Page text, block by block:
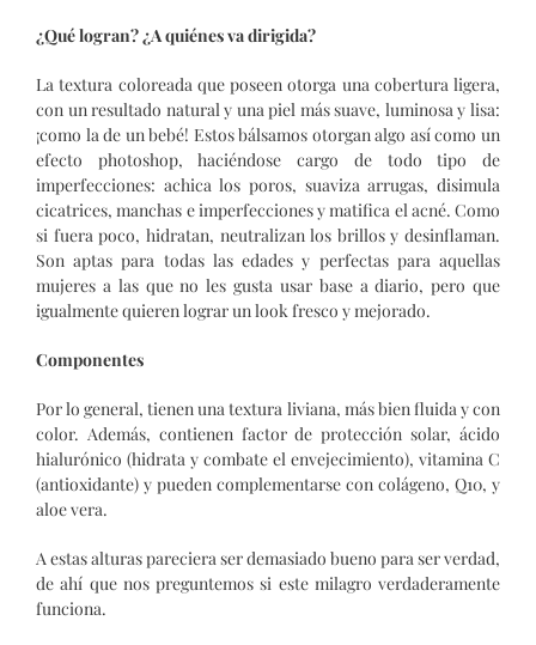
¿Qué logran? ¿A quiénes va dirigida?
La textura coloreada que poseen otorga una cobertura ligera,
con un resultado natural y una piel más suave, luminosa y lisa:
¡como la de un bebé! Estos bálsamos otorgan algo así como un
efecto photoshop, haciéndose cargo de todo tipo de
imperfecciones: achica los poros, suaviza arrugas, disimula
cicatrices, manchas e imperfecciones y matifica el acné. Como
si fuera poco, hidratan, neutralizan los brillos y desinflaman.
Son aptas para todas las edades y perfectas para aquellas
mujeres a las que no les gusta usar base a diario, pero que
igualmente quieren lograr un look fresco y mejorado.
Componentes
Por lo general, tienen una textura liviana, más bien fluida y con
color. Además, contienen factor de protección solar, ácido
hialurónico (hidrata y combate el envejecimiento), vitamina C
(antioxidante) y pueden complementarse con colágeno, Q10, y
aloe vera.
A estas alturas pareciera ser demasiado bueno para ser verdad,
de ahí que nos preguntemos si este milagro verdaderamente
funciona.